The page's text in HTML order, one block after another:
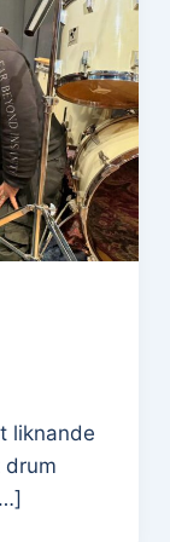
liknande